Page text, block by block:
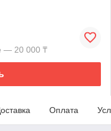
— 20 000 ₸
Оплата